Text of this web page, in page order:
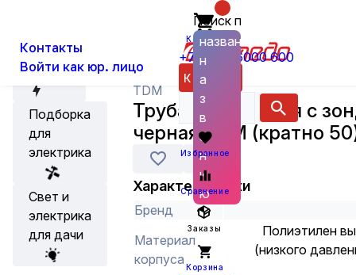
Контакты
Войти как юр. лицо
Корзина
+7 (800) 6000 600
Каталог
Поиск по
названию
н
а
з
в
а
н
и
ю
Избранное
Сравнение
Заказы
Корзина
Акции
Подборка
для
электрика
Свет и
электрика
для дачи
Кабеленесущие системы и
TDM
Труба ПНД легкая с
черная TDM (кратно
Характеристики
Бренд
Материал
корпуса
Полиэтилен
(низкого